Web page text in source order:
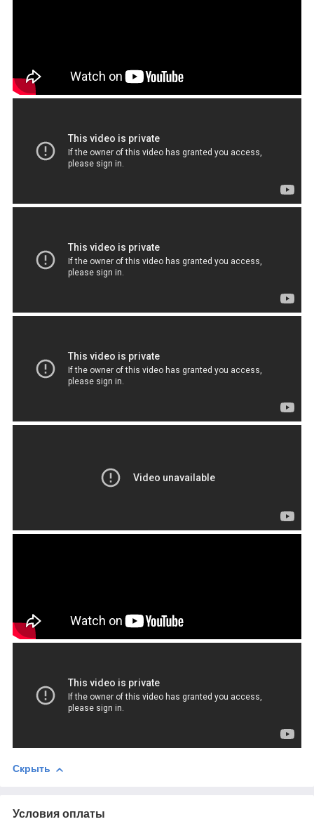
Скрыть
Условия оплаты